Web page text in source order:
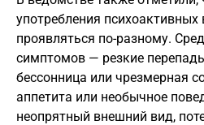
употребления психоактивных
проявляться по-разному.
симптомов — резкие
бессонница или чрезмерная
аппетита или необычное
неопрятный внешний вид,